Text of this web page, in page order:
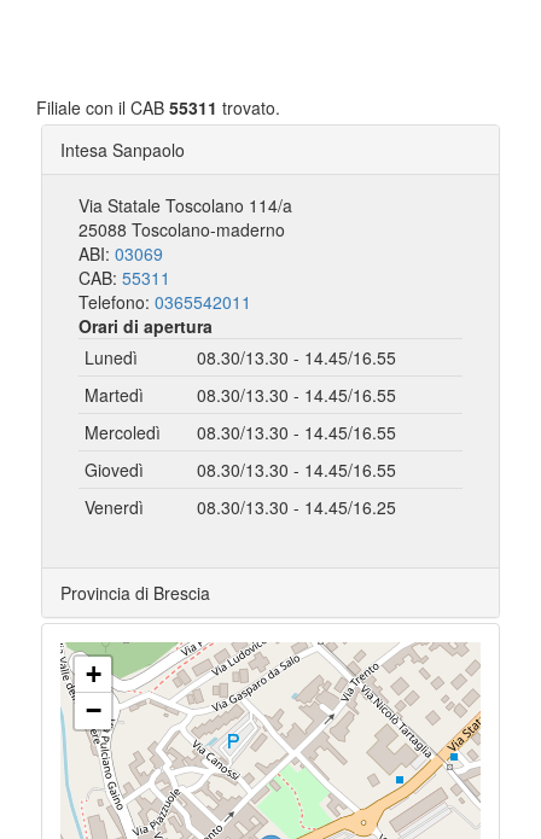
Filiale con il CAB 55311 trovato.
Intesa Sanpaolo
Via Statale Toscolano 114/a
25088 Toscolano-maderno
ABI: 03069
CAB: 55311
Telefono: 0365542011
Orari di apertura
Lunedì
08.30/13.30 - 14.45/16.55
Martedì
08.30/13.30 - 14.45/16.55
Mercoledì
08.30/13.30 - 14.45/16.55
Giovedì
08.30/13.30 - 14.45/16.55
Venerdì
08.30/13.30 - 14.45/16.25
Provincia di Brescia
+
−